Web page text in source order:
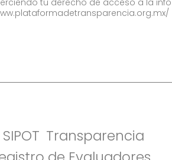
SIPOT Transparencia